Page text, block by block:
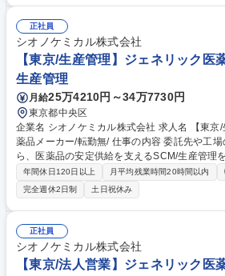
クト(研究)へ、技術面で補助をする仕事になり
せていただけるように日々技術を磨ける職場
中心に取引きしています。 募集職種 【バイオサービス課/技術職】医学の
発展に貢献したい方！/資格・経験不問
正社員
シオノケミカル株式会社
【東京/生産管理】ジェネリック医
生産管理
月給25万4210円～34万7730円
東京都中央区
企業名 シオノケミカル株式会社 求人名 【東京/生産管理】ジェネリック医
薬品メーカー/転勤無/ 仕事の内容 委託先や工場の進捗・納期を管理しなが
ら、医薬品の安定供給を支えるSCM/生産管理
チェーン全体を動かす役割を担う、製薬メーカ
【業務詳細】 ■受注・FCST・委託先情報に基
捗・納期・トラブル状況のモニタリングと調整
在庫管理および欠品防止対応 ■営業・製造・品
調整・情報連携 ■原価管理補助、各種データ集
業務 募集職種 【東京/生産管理】ジェネリッ
年間休日120日以上 月平均残業時間20時間以内
完全週休2日制
土日祝休み
正社員
シオノケミカル株式会社
【東京/法人営業】ジェネリック医